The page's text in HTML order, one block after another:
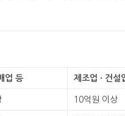
업 등 제조업 · 건설
10억원 이상